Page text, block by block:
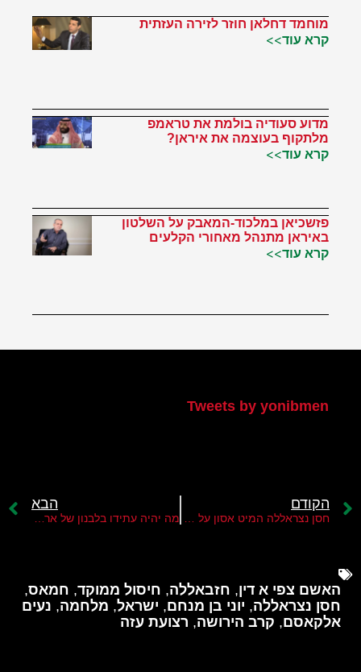
מוחמד דחלאן חוזר לזירה העזתית
קרא עוד>>
מדוע סעודיה בולמת את טראמפ
מלתקוף בעוצמה את איראן?
קרא עוד>>
פזשכיאן במלכוד-המאבק על השלטון
באיראן מתנהל מאחורי הקלעים
קרא עוד>>
Tweets by yonibmen
הקודם
חסן נצראללה המיט אסון על תושבי לבנון
הבא
מה יהיה עתידו בלבנון של ארגון חזבאללה אחרי חיסול חסן נצראללה?
האשם צפי א דין, חזבאללה, חיסול ממוקד, חמאס,
חסן נצראללה, יוני בן מנחם, ישראל, מלחמה, נעים
אלקאסם, קרב הירושה, רצועת עזה